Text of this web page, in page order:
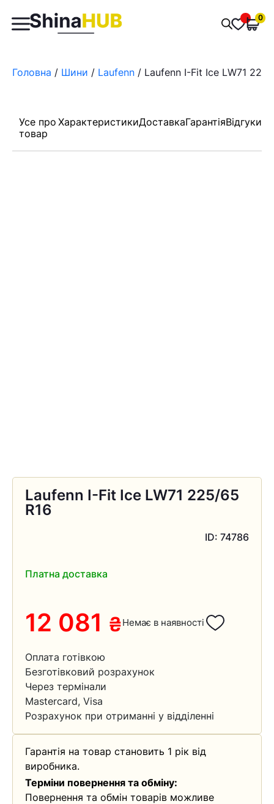
Пошук
товарів
0
Головна / Шини / Laufenn / Laufenn I-Fit Ice LW71 225/
Усе про
товар
ХарактеристикиДоставкаГарантіяВідгуки
Laufenn I-Fit Ice LW71 225/65
R16
ID: 74786
Платна доставка
12 081 ₴Немає в наявності
Оплата готівкою
Безготівковий розрахунок
Через термінали
Mastercard, Visa
Розрахунок при отриманні у відділенні
Гарантія на товар становить 1 рік від
виробника.
Терміни повернення та обміну:
Повернення та обмін товарів можливе